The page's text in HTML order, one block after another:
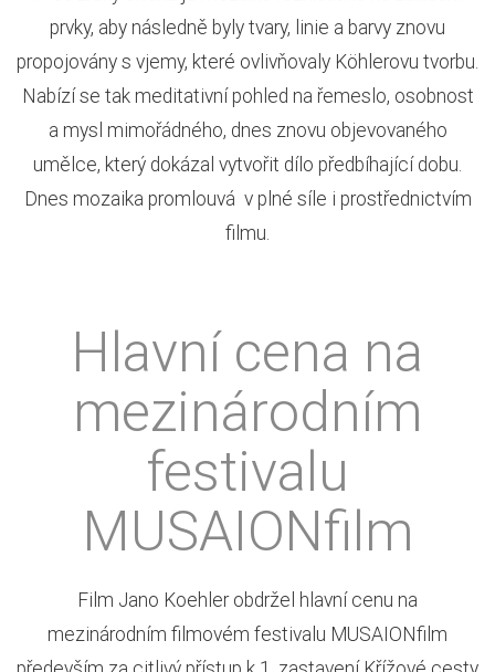
prvky, aby následně byly tvary, linie a barvy znovu
propojovány s vjemy, které ovlivňovaly Köhlerovu tvorbu.
Nabízí se tak meditativní pohled na řemeslo, osobnost
a mysl mimořádného, dnes znovu objevovaného
umělce, který dokázal vytvořit dílo předbíhající dobu.
Dnes mozaika promlouvá v plné síle i prostřednictvím
filmu.
Hlavní cena na
mezinárodním
festivalu
MUSAIONfilm
Film Jano Koehler obdržel hlavní cenu na
mezinárodním filmovém festivalu MUSAIONfilm